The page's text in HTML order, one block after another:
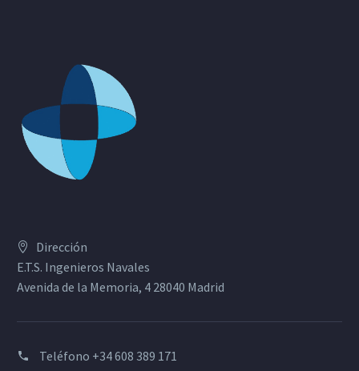
Dirección
E.T.S. Ingenieros Navales
Avenida de la Memoria, 4 28040 Madrid
Teléfono +34 608 389 171